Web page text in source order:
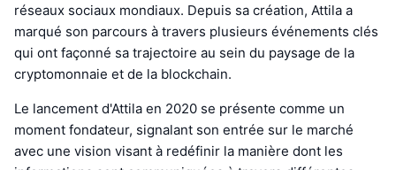
réseaux sociaux mondiaux. Depuis sa création, Attila a
marqué son parcours à travers plusieurs événements clés
qui ont façonné sa trajectoire au sein du paysage de la
cryptomonnaie et de la blockchain.
Le lancement d'Attila en 2020 se présente comme un
moment fondateur, signalant son entrée sur le marché
avec une vision visant à redéfinir la manière dont les